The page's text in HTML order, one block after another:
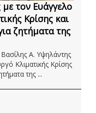
τον Ευάγγελο
Κρίσης και
ζητήματα της
Α. Υψηλάντης
Κλιματικής Κρίσης
της ...